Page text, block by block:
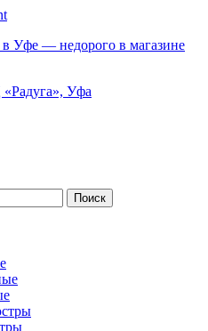
Уфе — недорого в магазине
Уфа